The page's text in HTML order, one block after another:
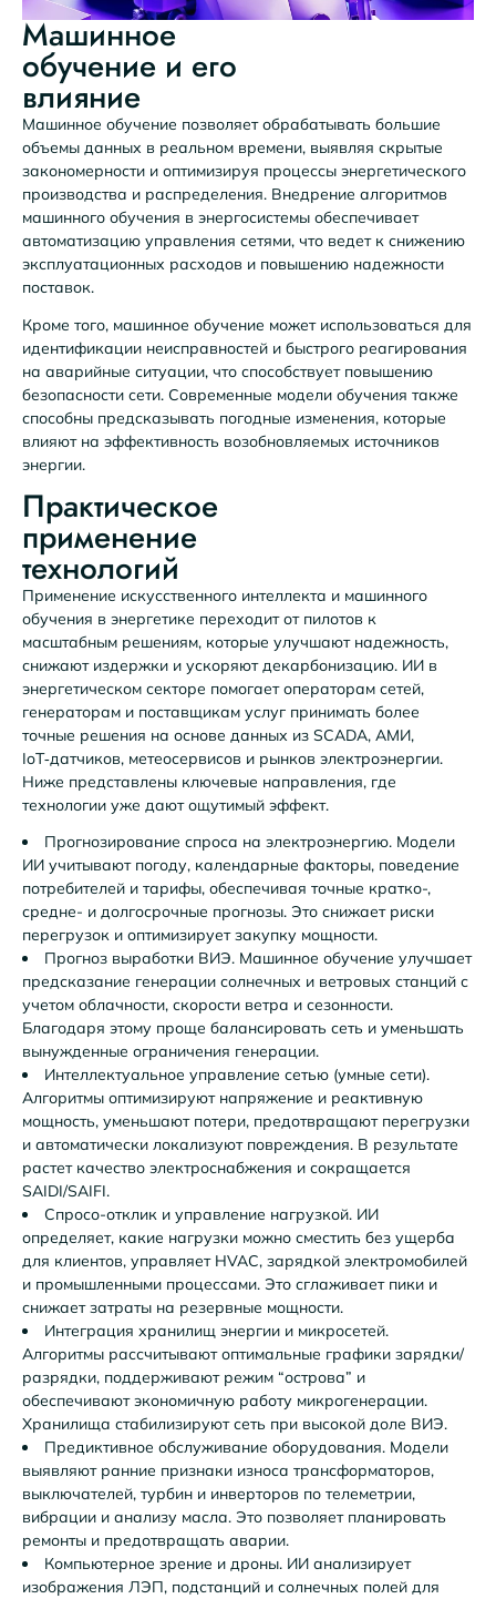
Машинное
обучение и его
влияние
Машинное обучение позволяет обрабатывать большие
объемы данных в реальном времени, выявляя скрытые
закономерности и оптимизируя процессы энергетического
производства и распределения. Внедрение алгоритмов
машинного обучения в энергосистемы обеспечивает
автоматизацию управления сетями, что ведет к снижению
эксплуатационных расходов и повышению надежности
поставок.
Кроме того, машинное обучение может использоваться для
идентификации неисправностей и быстрого реагирования
на аварийные ситуации, что способствует повышению
безопасности сети. Современные модели обучения также
способны предсказывать погодные изменения, которые
влияют на эффективность возобновляемых источников
энергии.
Практическое
применение
технологий
Применение искусственного интеллекта и машинного
обучения в энергетике переходит от пилотов к
масштабным решениям, которые улучшают надежность,
снижают издержки и ускоряют декарбонизацию. ИИ в
энергетическом секторе помогает операторам сетей,
генераторам и поставщикам услуг принимать более
точные решения на основе данных из SCADA, АМИ,
IoT‑датчиков, метеосервисов и рынков электроэнергии.
Ниже представлены ключевые направления, где
технологии уже дают ощутимый эффект.
Прогнозирование спроса на электроэнергию. Модели
ИИ учитывают погоду, календарные факторы, поведение
потребителей и тарифы, обеспечивая точные кратко-,
средне- и долгосрочные прогнозы. Это снижает риски
перегрузок и оптимизирует закупку мощности.
Прогноз выработки ВИЭ. Машинное обучение улучшает
предсказание генерации солнечных и ветровых станций с
учетом облачности, скорости ветра и сезонности.
Благодаря этому проще балансировать сеть и уменьшать
вынужденные ограничения генерации.
Интеллектуальное управление сетью (умные сети).
Алгоритмы оптимизируют напряжение и реактивную
мощность, уменьшают потери, предотвращают перегрузки
и автоматически локализуют повреждения. В результате
растет качество электроснабжения и сокращается
SAIDI/SAIFI.
Спросо-отклик и управление нагрузкой. ИИ
определяет, какие нагрузки можно сместить без ущерба
для клиентов, управляет HVAC, зарядкой электромобилей
и промышленными процессами. Это сглаживает пики и
снижает затраты на резервные мощности.
Интеграция хранилищ энергии и микросетей.
Алгоритмы рассчитывают оптимальные графики зарядки/
разрядки, поддерживают режим “острова” и
обеспечивают экономичную работу микрогенерации.
Хранилища стабилизируют сеть при высокой доле ВИЭ.
Предиктивное обслуживание оборудования. Модели
выявляют ранние признаки износа трансформаторов,
выключателей, турбин и инверторов по телеметрии,
вибрации и анализу масла. Это позволяет планировать
ремонты и предотвращать аварии.
Компьютерное зрение и дроны. ИИ анализирует
изображения ЛЭП, подстанций и солнечных полей для